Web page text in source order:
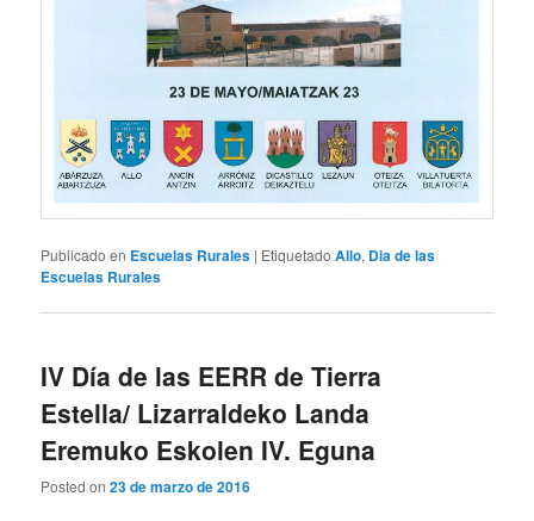
Publicado en Escuelas Rurales | Etiquetado Allo, Dia de las
Escuelas Rurales
IV Día de las EERR de Tierra
Estella/ Lizarraldeko Landa
Eremuko Eskolen IV. Eguna
Posted on23 de marzo de 2016